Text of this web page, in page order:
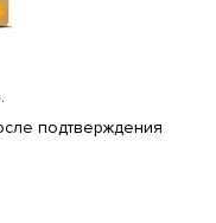
подтверждения